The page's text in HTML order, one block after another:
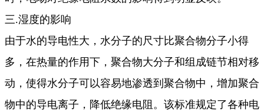
三.湿度的影响
由于水的导电性大，水分子的尺寸比聚合物分子小得
多，在热量的作用下，聚合物大分子和组成链节相对移
动，使得水分子可以容易地渗透到聚合物中，增加聚合
物中的导电离子，降低绝缘电阻。 该标准规定了各种电